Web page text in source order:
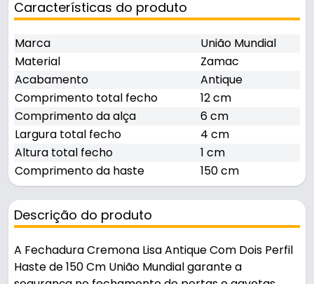
Características do produto
Marca
União Mundial
Material
Zamac
Acabamento
Antique
Comprimento total fecho
12 cm
Comprimento da alça
6 cm
Largura total fecho
4 cm
Altura total fecho
1 cm
Comprimento da haste
150 cm
Descrição do produto
A Fechadura Cremona Lisa Antique Com Dois Perfil
Haste de 150 Cm União Mundial garante a